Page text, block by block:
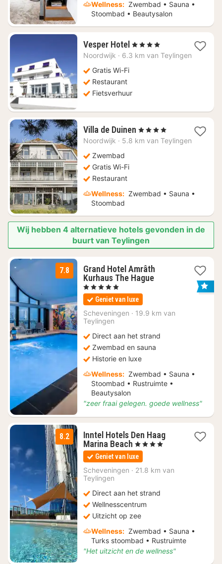
Wellness: Zwembad • Sauna •
Stoombad • Beautysalon
Vesper Hotel 1
nacht
, 4 Sterren
Noordwijk · 6.3 km van Teylingen
Gratis Wi-Fi
Restaurant
Fietsverhuur
Villa de Duinen 1
nacht
, 4 Sterren
Noordwijk · 5.8 km van Teylingen
Zwembad
Gratis Wi-Fi
Restaurant
Wellness: Zwembad • Sauna •
Stoombad
Wij hebben 4 alternatieve hotels gevonden in de
buurt van Teylingen
7.8
Grand Hotel Amrâth
Kurhaus The Hague1
130,92
, 5 Sterren
Geniet van luxe
Scheveningen · 19.9 km van
Teylingen
Direct aan het strand
Zwembad en sauna
Historie en luxe
Wellness: Zwembad • Sauna •
Stoombad • Rustruimte •
Beautysalon
"zeer fraai gelegen. goede wellness"
8.2
Inntel Hotels Den Haag
Marina Beach 1
nacht
vanaf
€
, 4 Sterren
Geniet van luxe
Scheveningen · 21.8 km van
Teylingen
Direct aan het strand
Wellnesscentrum
Uitzicht op zee
Wellness: Zwembad • Sauna •
Turks stoombad • Rustruimte
"Het uitzicht en de wellness"